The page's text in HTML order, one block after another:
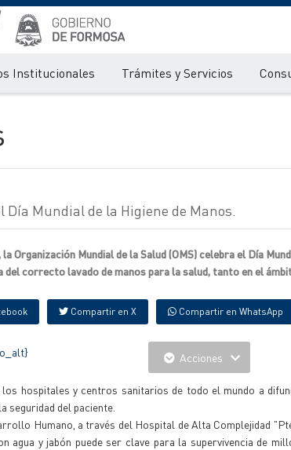
Institucionales Trámites y Servicios
Día Mundial de la Higiene de Manos.
la Organización Mundial de la Salud (OMS) celebra el Día
del correcto lavado de manos para la salud, tanto en el
Compartir en X Compartir en WhatsApp
Acciones
hospitales y centros sanitarios de todo el mundo a
seguridad del paciente.
Humano, a través del Hospital de Alta Complejidad
agua y jabón puede ser clave para la supervivencia de